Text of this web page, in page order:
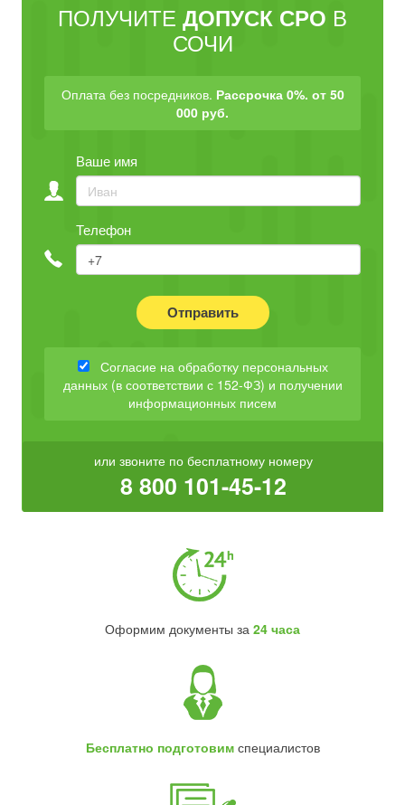
ПОЛУЧИТЕ ДОПУСК СРО В
СОЧИ
Оплата без посредников. Рассрочка 0%. от 50
000 руб.
Ваше имя
Телефон
Отправить
Согласие на обработку персональных
данных (в соответствии с 152-ФЗ) и получении
информационных писем
или звоните по бесплатному номеру
8 800 101-45-12
Оформим документы за 24 часа
Бесплатно подготовимспециалистов